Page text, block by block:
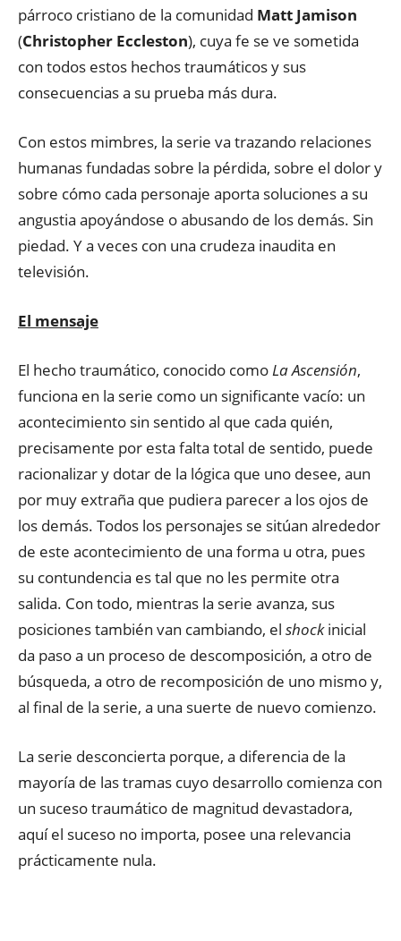
párroco cristiano de la comunidad Matt Jamison
(Christopher Eccleston), cuya fe se ve sometida
con todos estos hechos traumáticos y sus
consecuencias a su prueba más dura.
Con estos mimbres, la serie va trazando relaciones
humanas fundadas sobre la pérdida, sobre el dolor y
sobre cómo cada personaje aporta soluciones a su
angustia apoyándose o abusando de los demás. Sin
piedad. Y a veces con una crudeza inaudita en
televisión.
El mensaje
El hecho traumático, conocido como La Ascensión,
funciona en la serie como un significante vacío: un
acontecimiento sin sentido al que cada quién,
precisamente por esta falta total de sentido, puede
racionalizar y dotar de la lógica que uno desee, aun
por muy extraña que pudiera parecer a los ojos de
los demás. Todos los personajes se sitúan alrededor
de este acontecimiento de una forma u otra, pues
su contundencia es tal que no les permite otra
salida. Con todo, mientras la serie avanza, sus
posiciones también van cambiando, el shockinicial
da paso a un proceso de descomposición, a otro de
búsqueda, a otro de recomposición de uno mismo y,
al final de la serie, a una suerte de nuevo comienzo.
La serie desconcierta porque, a diferencia de la
mayoría de las tramas cuyo desarrollo comienza con
un suceso traumático de magnitud devastadora,
aquí el suceso no importa, posee una relevancia
prácticamente nula.